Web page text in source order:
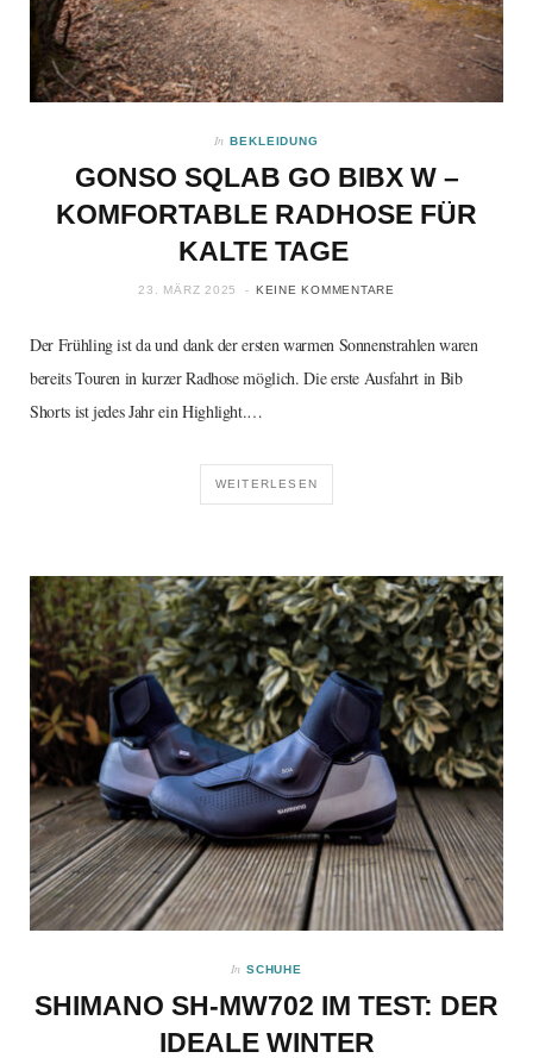
In BEKLEIDUNG
GONSO SQLAB GO BIBX W –
KOMFORTABLE RADHOSE FÜR
KALTE TAGE
23. MÄRZ 2025 KEINE KOMMENTARE
Der Frühling ist da und dank der ersten warmen Sonnenstrahlen waren
bereits Touren in kurzer Radhose möglich. Die erste Ausfahrt in Bib
Shorts ist jedes Jahr ein Highlight.…
WEITERLESEN
In SCHUHE
SHIMANO SH-MW702 IM TEST: DER
IDEALE WINTER